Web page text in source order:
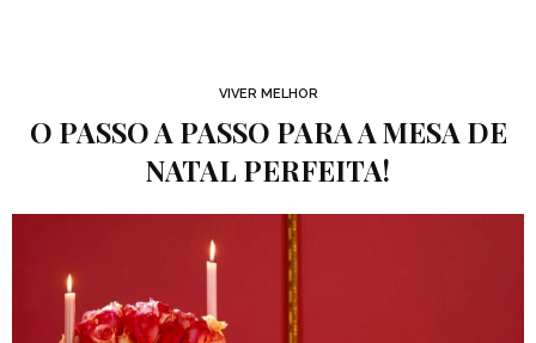
VIVER MELHOR
O PASSO A PASSO PARA A MESA DE
NATAL PERFEITA!